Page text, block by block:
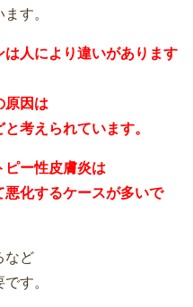
す。
人により違いがあります
原因は
考えられています。
ピー性皮膚炎は
化するケースが多いで
など
す。